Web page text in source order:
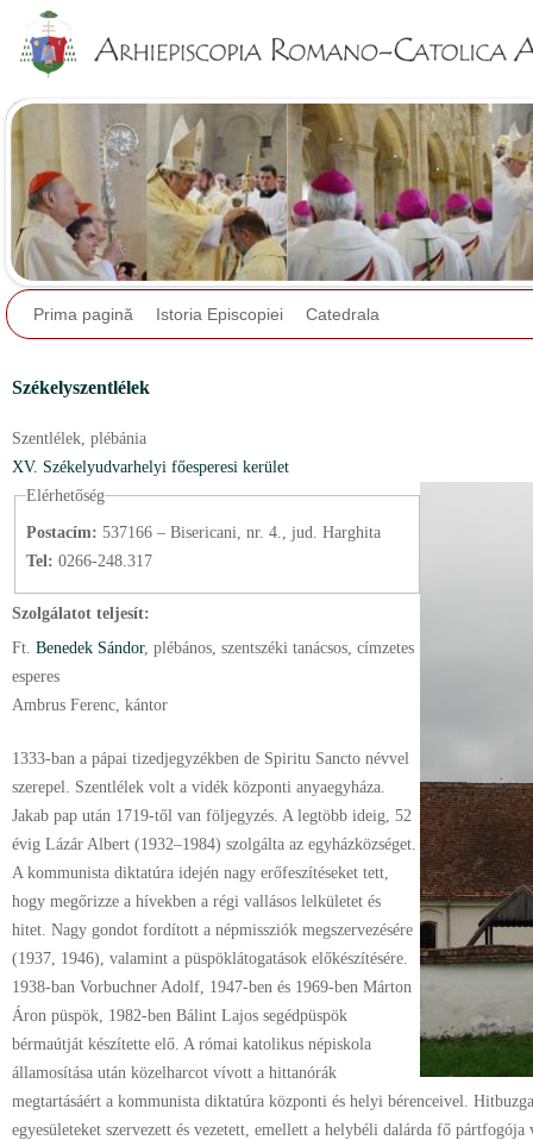
Prima pagină Istoria Episcopiei Catedrala
Székelyszentlélek
Szentlélek, plébánia
XV. Székelyudvarhelyi főesperesi kerület
Elérhetőség
Postacím: 537166 – Bisericani, nr. 4., jud. Harghita
Tel: 0266-248.317
Szolgálatot teljesít:
Ft. Benedek Sándor, plébános , szentszéki tanácsos , címzetes
esperes
Ambrus Ferenc, kántor
1333-ban a pápai tizedjegyzékben de Spiritu Sancto névvel
szerepel. Szentlélek volt a vidék központi anyaegyháza.
Jakab pap után 1719-től van följegyzés. A legtöbb ideig, 52
évig Lázár Albert (1932–1984) szolgálta az egyházközséget.
A kommunista diktatúra idején nagy erőfeszítéseket tett,
hogy megőrizze a hívekben a régi vallásos lelkületet és
hitet. Nagy gondot fordított a népmissziók megszervezésére
(1937, 1946), valamint a püspöklátogatások előkészítésére.
1938-ban Vorbuchner Adolf, 1947-ben és 1969-ben Márton
Áron püspök, 1982-ben Bálint Lajos segédpüspök
bérmaútját készítette elő. A római katolikus népiskola
államosítása után közelharcot vívott a hittanórák
megtartásáért a kommunista diktatúra központi és helyi bérenceivel.
egyesületeket szervezett és vezetett, emellett a helybéli dalárda fő